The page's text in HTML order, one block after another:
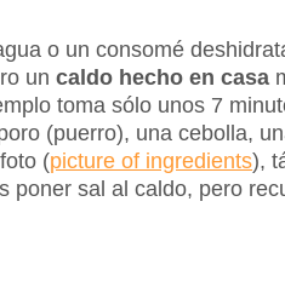
o un consomé
un caldo hecho en casa
toma sólo unos 7
(puerro), una cebolla,
(picture of ingredients),
poner sal al caldo, pero